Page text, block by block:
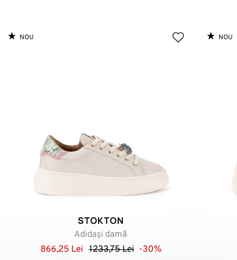
NOU
STOKTON
Adidași damă
866,25 Lei 1233,75 Lei -30%
NOU